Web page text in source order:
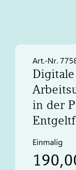
Art.-Nr.
Digitale
in der
Einmalig